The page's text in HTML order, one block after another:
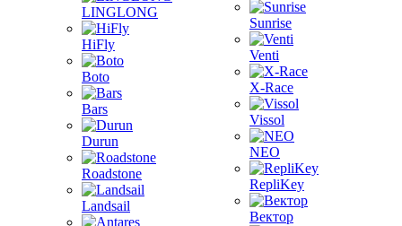
LINGLONG
HiFly
Boto
Bars
Durun
Roadstone
Landsail
Sunrise
Venti
X-Race
Vissol
NEO
RepliKey
Вектор